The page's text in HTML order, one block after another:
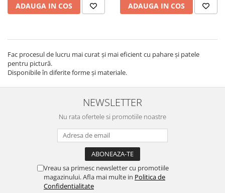
ADAUGA IN COS ADAUGA IN COS
Fac procesul de lucru mai curat și mai eficient cu pahare și patele
pentru pictură.
Disponibile în diferite forme și materiale.
NEWSLETTER
Nu rata ofertele si promotiile noastre
Vreau sa primesc newsletter cu promotiile
magazinului. Afla mai multe in Politica de
Confidentialitate